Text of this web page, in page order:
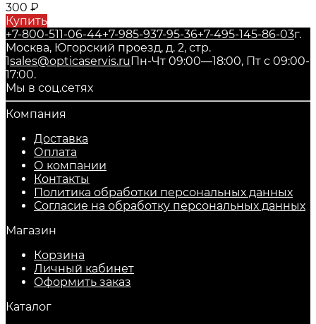
300 ₽
Купить
+7-800-511-06-44+7-985-937-95-36+7-495-145-86-03г.
Москва, Югорский проезд, д. 2, стр.
1sales@opticaservis.ruПн-Чт 09:00—18:00, Пт с 09:00-
17:00.
Мы в соц.сетях
Компания
Доставка
Оплата
О компании
Контакты
Политика обработки персональных данных
Согласие на обработку персональных данных
Магазин
Корзина
Личный кабинет
Оформить заказ
Каталог